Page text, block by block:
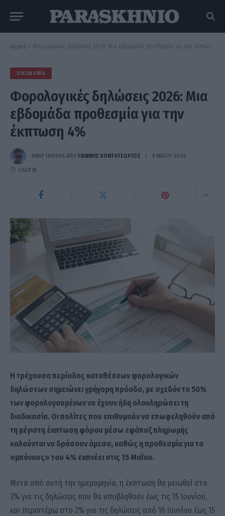
Αρχική » Φορολογικές δηλώσεις 2026: Μια εβδομάδα προθεσμία για την έκπτωση 4%
ΟΙΚΟΝΟΜΊΑ
Φορολογικές δηλώσεις 2026: Μια
εβδομάδα προθεσμία για την
έκπτωση 4%
ΑΝΑΡΤΗΘΗΚΕ ΑΠΟ ΓΙΆΝΝΗΣ ΚΟΝΤΟΓΕΏΡΓΟΣ 8 ΜΑΪ́ΟΥ 2026
3 ΛΕΠΤΆ
Η τρέχουσα περίοδος καταθέσεων φορολογικών
δηλώσεων σημειώνει γρήγορη πρόοδο, με σχεδόν το 50%
των φορολογουμένων να έχουν ήδη ολοκληρώσει τη
διαδικασία. Οι πολίτες που επιθυμούν να επωφεληθούν από
τη μέγιστη έκπτωση φόρου μέσω εφάπαξ πληρωμής
καλούνται να δράσουν άμεσα, καθώς η προθεσμία για το
«μπόνους» του 4% εκπνέει στις 15 Μαΐου.
Μετά από αυτή την ημερομηνία, η έκπτωση θα μειωθεί στο
3% για τις δηλώσεις που θα υποβληθούν έως τις 15 Ιουνίου,
και περαιτέρω στο 2% για τις δηλώσεις από 16 Ιουνίου έως 15